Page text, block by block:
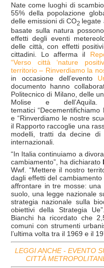
Nate come luoghi di
55% della popolazione
delle emissioni di CO2 legate
basate sulla natura
effetti degli eventi
delle città, con effetti
cittadini. Lo afferma il
“Verso città ‘nature
territorio – Rinverdiamo la
in occasione dell’evento
documento hanno
Politecnico di Milano, delle
Molise e
tematici “Decementifichiamo
e “Rinverdiamo le nostre
il Rapporto raccoglie una
modelli, tratti da decine di
internazionali.
“In Italia continuiamo a
cambiamento”, ha dichiarato
Wwf. “Mettere il nostro
dagli effetti del
affrontare in tre mosse:
suolo, una legge nazionale
strategia nazionale sulla
obiettivi della Strategia
Bianchi ha ricordato che
comuni con strumenti
l’ultima volta tra il 1969 e il
LEGGI ANCHE - EVENTO
CITTÀ